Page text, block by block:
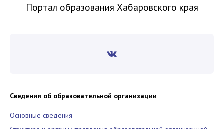
Портал образования Хабаровского края
Сведения об образовательной организации
Основные сведения